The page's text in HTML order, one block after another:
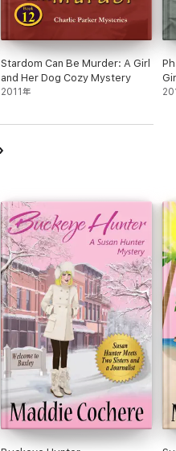
Stardom Can Be Murder: A Girl
and Her Dog Cozy Mystery
2011年